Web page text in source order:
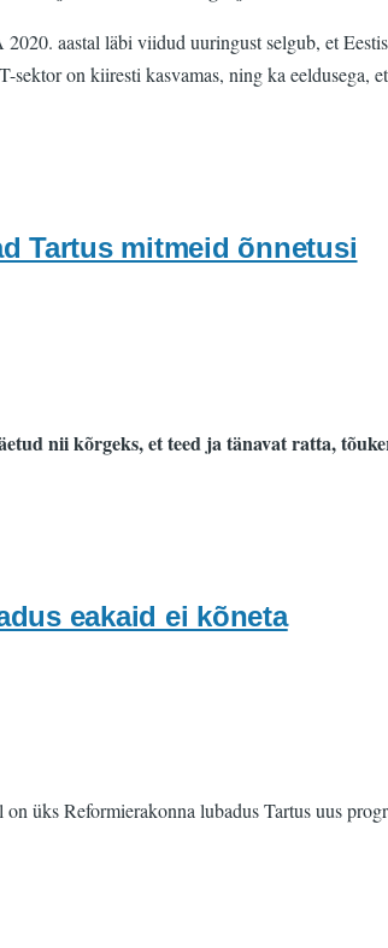
aastal läbi viidud uuringust selgub, et
on kiiresti kasvamas, ning ka eeldusega,
Tartus mitmeid õnnetusi
nii kõrgeks, et teed ja tänavat ratta,
eakaid ei kõneta
üks Reformierakonna lubadus Tartus uus